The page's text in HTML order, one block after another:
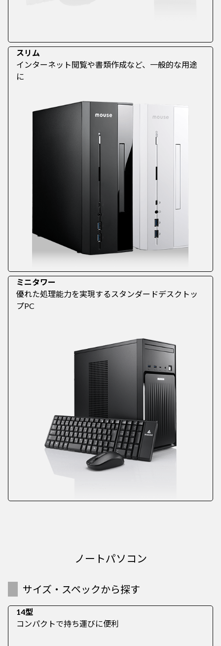
スリム
インターネット閲覧や書類作成など、一般的な用途
に
ミニタワー
優れた処理能力を実現するスタンダードデスクトッ
プPC
ノートパソコン
サイズ・スペックから探す
14型
コンパクトで持ち運びに便利